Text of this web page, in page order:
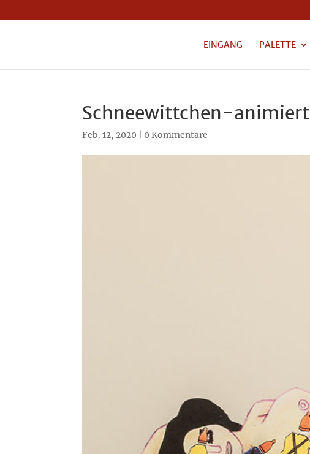
EINGANG PALETTE
Schneewittchen-animiert
Feb. 12, 2020 0 Kommentare